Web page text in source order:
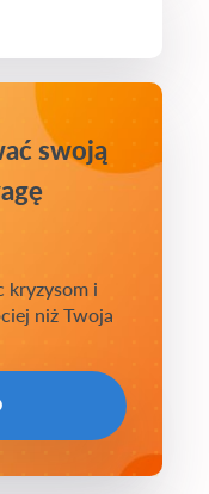
swoją
kryzysom i
niż Twoja